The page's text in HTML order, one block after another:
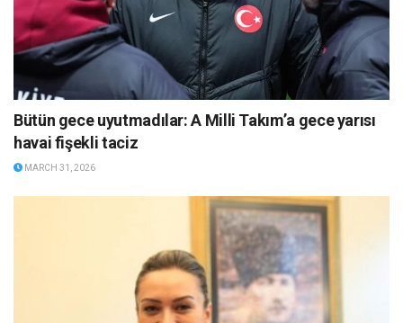
Bütün gece uyutmadılar: A Milli Takım’a gece yarısı
havai fişekli taciz
MARCH 31, 2026